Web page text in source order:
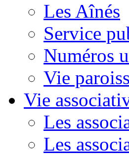
Les Aînés
Service
Numéros
Vie
Vie
Les
Les